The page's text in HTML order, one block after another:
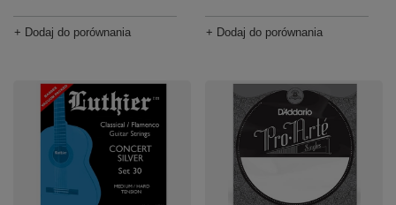
+ Dodaj do porównania + Dodaj do porównania